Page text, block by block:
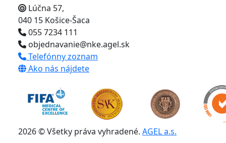
Lúčna 57,
040 15 Košice-Šaca
055 7234 111
objednavanie@nke.agel.sk
Telefónny zoznam
Ako nás nájdete
2026 © Všetky práva vyhradené. AGEL a.s.